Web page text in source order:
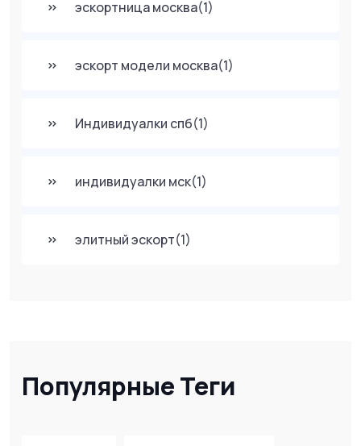
эскортница москва(1)
эскорт модели москва(1)
Индивидуалки спб(1)
индивидуалки мск(1)
элитный эскорт(1)
Популярные Теги